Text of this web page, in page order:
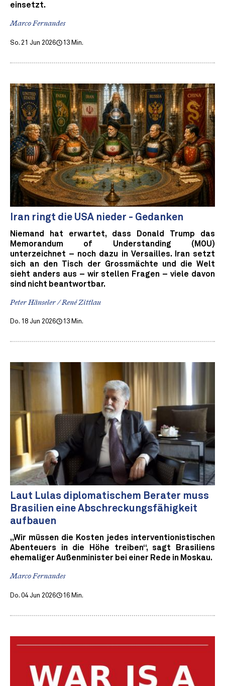
einsetzt.
Marco Fernandes
So. 21 Jun 2026 13 Min.
Iran ringt die USA nieder - Gedanken
Niemand hat erwartet, dass Donald Trump das
Memorandum of Understanding (MOU)
unterzeichnet – noch dazu in Versailles. Iran setzt
sich an den Tisch der Grossmächte und die Welt
sieht anders aus – wir stellen Fragen – viele davon
sind nicht beantwortbar.
Peter Hänseler / René Zittlau
Do. 18 Jun 2026 13 Min.
Laut Lulas diplomatischem Berater muss
Brasilien eine Abschreckungsfähigkeit
aufbauen
„Wir müssen die Kosten jedes interventionistischen
Abenteuers in die Höhe treiben“, sagt Brasiliens
ehemaliger Außenminister bei einer Rede in Moskau.
Marco Fernandes
Do. 04 Jun 2026 16 Min.